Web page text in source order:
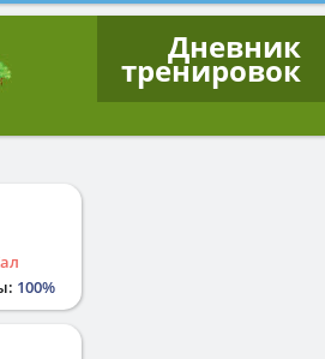
Дневник
тренировок
100%